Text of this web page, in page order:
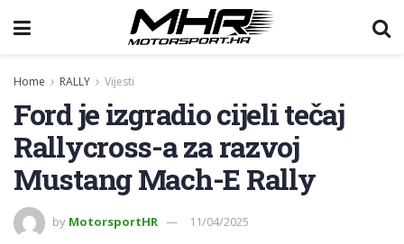
Home RALLY Vijesti
Ford je izgradio cijeli tečaj
Rallycross-a za razvoj
Mustang Mach-E Rally
by MotorsportHR 11/04/2025